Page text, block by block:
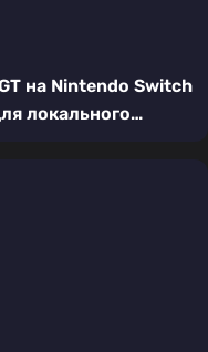
на Nintendo Switch
локального